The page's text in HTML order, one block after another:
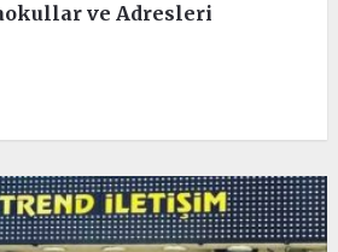
ve Adresleri